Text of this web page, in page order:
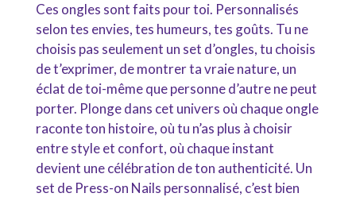
Ces ongles sont faits pour toi. Personnalisés
selon tes envies, tes humeurs, tes goûts. Tu ne
choisis pas seulement un set d’ongles, tu choisis
de t’exprimer, de montrer ta vraie nature, un
éclat de toi-même que personne d’autre ne peut
porter. Plonge dans cet univers où chaque ongle
raconte ton histoire, où tu n’as plus à choisir
entre style et confort, où chaque instant
devient une célébration de ton authenticité. Un
set de Press-on Nails personnalisé, c’est bien